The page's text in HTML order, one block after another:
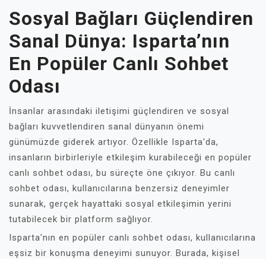
Sosyal Bağları Güçlendiren
Sanal Dünya: Isparta’nın
En Popüler Canlı Sohbet
Odası
İnsanlar arasındaki iletişimi güçlendiren ve sosyal
bağları kuvvetlendiren sanal dünyanın önemi
günümüzde giderek artıyor. Özellikle Isparta'da,
insanların birbirleriyle etkileşim kurabileceği en popüler
canlı sohbet odası, bu süreçte öne çıkıyor. Bu canlı
sohbet odası, kullanıcılarına benzersiz deneyimler
sunarak, gerçek hayattaki sosyal etkileşimin yerini
tutabilecek bir platform sağlıyor.
Isparta'nın en popüler canlı sohbet odası, kullanıcılarına
eşsiz bir konuşma deneyimi sunuyor. Burada, kişisel